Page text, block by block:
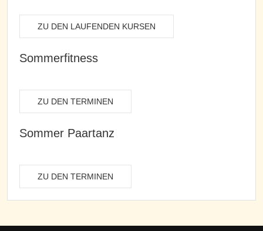
ZU DEN LAUFENDEN KURSEN
Sommerfitness
ZU DEN TERMINEN
Sommer Paartanz
ZU DEN TERMINEN